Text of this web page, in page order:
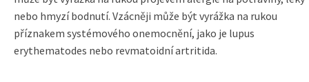
nebo hmyzí bodnutí. Vzácněji může být vyrážka na rukou
příznakem systémového onemocnění, jako je lupus
erythematodes nebo revmatoidní artritida.